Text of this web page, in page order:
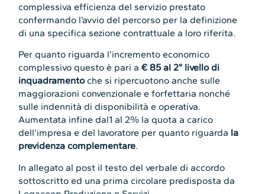
complessiva efficienza del servizio prestato
confermando l’avvio del percorso per la definizione
di una specifica sezione contrattuale a loro riferita.
Per quanto riguarda l’incremento economico
complessivo questo è pari a€ 85 al 2° livello di
inquadramentoche si ripercuotono anche sulle
maggiorazioni convenzionale e forfettaria nonché
sulle indennità di disponibilità e operativa.
Aumentata infine dal1 al 2% la quota a carico
dell’impresa e del lavoratore per quanto riguarda la
previdenza complementare.
In allegato al post il testo del verbale di accordo
sottoscritto ed una prima circolare predisposta da